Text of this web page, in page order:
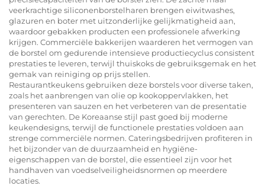
veerkrachtige siliconenborstelharen brengen eiwitwashes,
glazuren en boter met uitzonderlijke gelijkmatigheid aan,
waardoor gebakken producten een professionele afwerking
krijgen. Commerciële bakkerijen waarderen het vermogen van
de borstel om gedurende intensieve productiecyclus consistent
prestaties te leveren, terwijl thuiskoks de gebruiksgemak en het
gemak van reiniging op prijs stellen.
Restaurantkeukens gebruiken deze borstels voor diverse taken,
zoals het aanbrengen van olie op kookoppervlakken, het
presenteren van sauzen en het verbeteren van de presentatie
van gerechten. De Koreaanse stijl past goed bij moderne
keukendesigns, terwijl de functionele prestaties voldoen aan
strenge commerciële normen. Cateringsbedrijven profiteren in
het bijzonder van de duurzaamheid en hygiëne-
eigenschappen van de borstel, die essentieel zijn voor het
handhaven van voedselveiligheidsnormen op meerdere
locaties.